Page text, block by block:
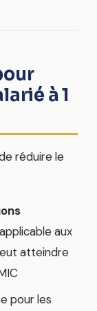
à 1
réduire le
aux
atteindre
pour les